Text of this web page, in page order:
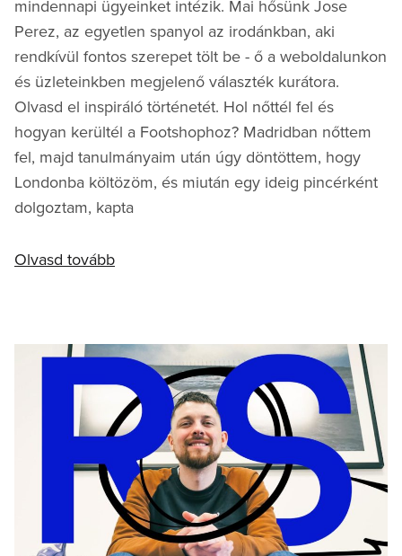
mindennapi ügyeinket intézik. Mai hősünk Jose
Perez, az egyetlen spanyol az irodánkban, aki
rendkívül fontos szerepet tölt be - ő a weboldalunkon
és üzleteinkben megjelenő választék kurátora.
Olvasd el inspiráló történetét. Hol nőttél fel és
hogyan kerültél a Footshophoz? Madridban nőttem
fel, majd tanulmányaim után úgy döntöttem, hogy
Londonba költözöm, és miután egy ideig pincérként
dolgoztam, kapta
Olvasd tovább